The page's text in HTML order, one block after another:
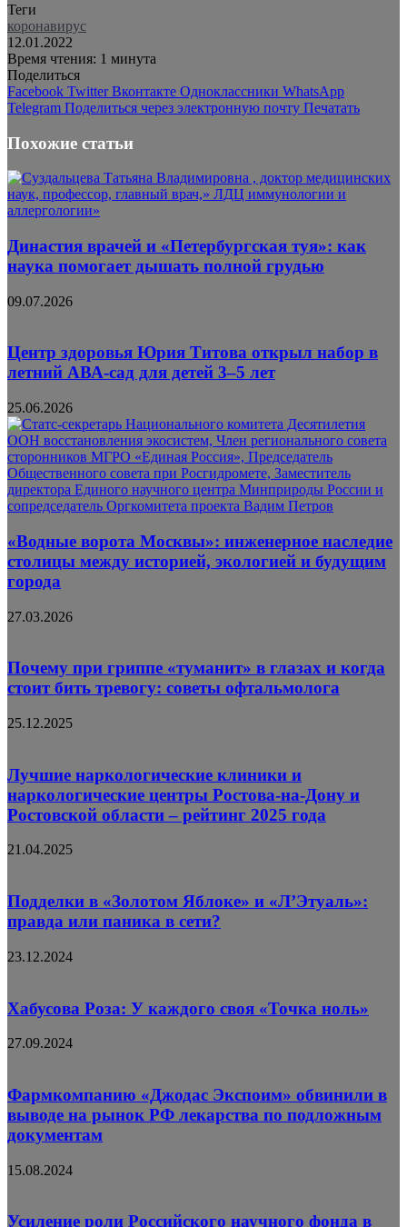
Теги
коронавирус
12.01.2022
Время чтения: 1 минута
Поделиться
Facebook Twitter Вконтакте Одноклассники WhatsApp
Telegram Поделиться через электронную почту Печатать
Похожие статьи
Династия врачей и «Петербургская туя»: как
наука помогает дышать полной грудью
09.07.2026
Центр здоровья Юрия Титова открыл набор в
летний АВА-сад для детей 3–5 лет
25.06.2026
«Водные ворота Москвы»: инженерное наследие
столицы между историей, экологией и будущим
города
27.03.2026
Почему при гриппе «туманит» в глазах и когда
стоит бить тревогу: советы офтальмолога
25.12.2025
Лучшие наркологические клиники и
наркологические центры Ростова-на-Дону и
Ростовской области – рейтинг 2025 года
21.04.2025
Подделки в «Золотом Яблоке» и «Л’Этуаль»:
правда или паника в сети?
23.12.2024
Хабусова Роза: У каждого своя «Точка ноль»
27.09.2024
Фармкомпанию «Джодас Экспоим» обвинили в
выводе на рынок РФ лекарства по подложным
документам
15.08.2024
Усиление роли Российского научного фонда в